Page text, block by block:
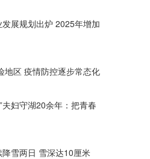
发展规划出炉 2025年增加
地区 疫情防控逐步常态化
夫妇守湖20余年：把青春
降雪两日 雪深达10厘米